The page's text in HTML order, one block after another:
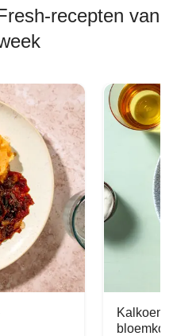
recepten van
Kalkoen